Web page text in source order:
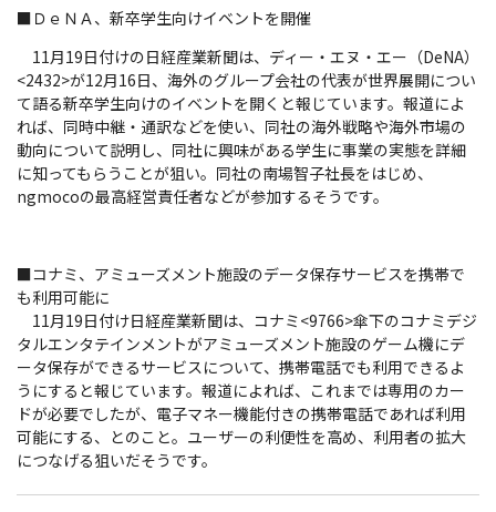
■ＤｅＮＡ、新卒学生向けイベントを開催
11月19日付けの日経産業新聞は、ディー・エヌ・エー（DeNA）
<2432>が12月16日、海外のグループ会社の代表が世界展開につい
て語る新卒学生向けのイベントを開くと報じています。報道によ
れば、同時中継・通訳などを使い、同社の海外戦略や海外市場の
動向について説明し、同社に興味がある学生に事業の実態を詳細
に知ってもらうことが狙い。同社の南場智子社長をはじめ、
ngmocoの最高経営責任者などが参加するそうです。
■コナミ、アミューズメント施設のデータ保存サービスを携帯で
も利用可能に
11月19日付け日経産業新聞は、コナミ<9766>傘下のコナミデジ
タルエンタテインメントがアミューズメント施設のゲーム機にデ
ータ保存ができるサービスについて、携帯電話でも利用できるよ
うにすると報じています。報道によれば、これまでは専用のカー
ドが必要でしたが、電子マネー機能付きの携帯電話であれば利用
可能にする、とのこと。ユーザーの利便性を高め、利用者の拡大
につなげる狙いだそうです。